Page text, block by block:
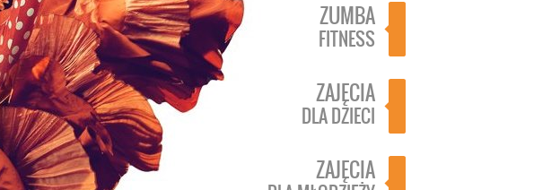
ZUMBA
FITNESS
ZAJĘCIA
DLA DZIECI
ZAJĘCIA